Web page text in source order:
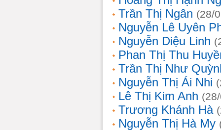
Trần Thị Ngân (28/
Nguyễn Lê Uyên
Nguyễn Diệu Linh
Phan Thị Thu
Trần Thị Như
Nguyễn Thị Ái Nhi
Lê Thị Kim Anh
Trương Khánh Hà
Nguyễn Thị Hà My